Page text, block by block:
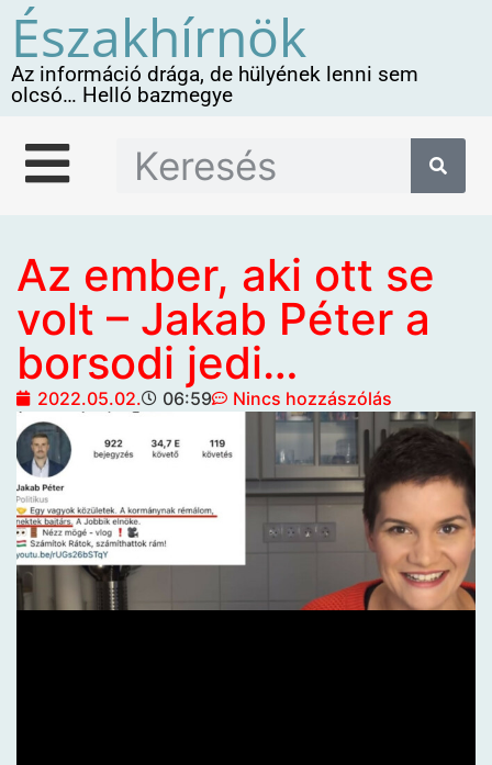
Északhírnök
Az információ drága, de hülyének lenni sem
olcsó… Helló bazmegye
Az ember, aki ott se
volt – Jakab Péter a
borsodi jedi…
2022.05.02. 06:59 Nincs hozzászólás